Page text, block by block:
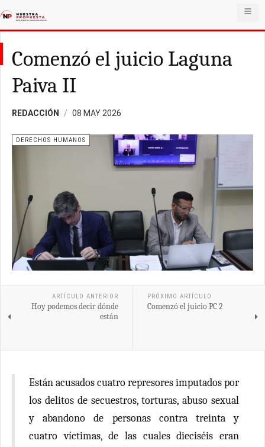
Comenzó el juicio Laguna
Paiva II
REDACCIÓN 08 MAY 2026
DERECHOS HUMANOS
ARTÍCULO ANTERIOR
Hoy podemos decir dónde
están
PRÓXIMO ARTÍCULO
Comenzó el juicio PC 2
Están acusados cuatro represores imputados por
los delitos de secuestros, torturas, abuso sexual
y abandono de personas contra treinta y
cuatro víctimas, de las cuales dieciséis eran